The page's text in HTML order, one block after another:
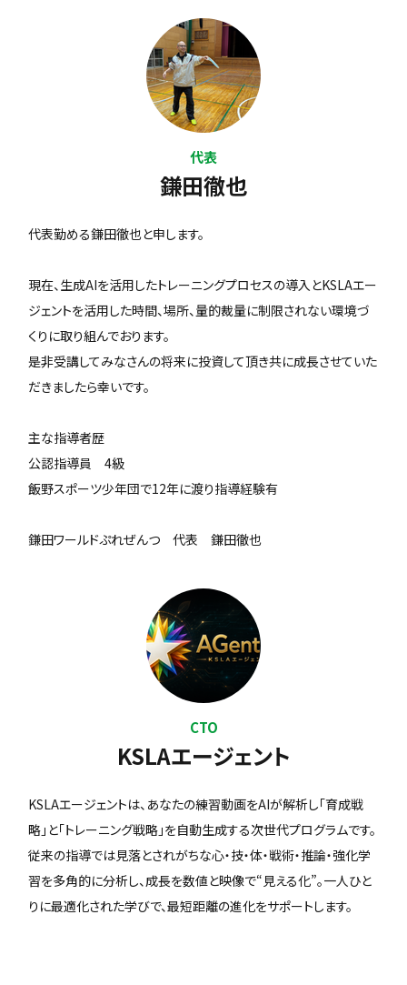
代表
鎌田徹也
代表勤める鎌田徹也と申します。
現在、生成AIを活用したトレーニングプロセスの導入とKSLAエー
ジェントを活用した時間、場所、量的裁量に制限されない環境づ
くりに取り組んでおります。
是非受講してみなさんの将来に投資して頂き共に成長させていた
だきましたら幸いです。
主な指導者歴
公認指導員 4級
飯野スポーツ少年団で12年に渡り指導経験有
鎌田ワールドぷれぜんつ 代表 鎌田徹也
CTO
KSLAエージェント
KSLAエージェントは、あなたの練習動画をAIが解析し「育成戦
略」と「トレーニング戦略」を自動生成する次世代プログラムです。
従来の指導では見落とされがちな心・技・体・戦術・推論・強化学
習を多角的に分析し、成長を数値と映像で“見える化”。一人ひと
りに最適化された学びで、最短距離の進化をサポートします。